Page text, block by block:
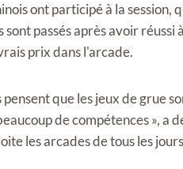
ont participé à la session,
sont passés après avoir
prix dans l'arcade.
pensent que les jeux de grue
de compétences », a
les arcades de tous les